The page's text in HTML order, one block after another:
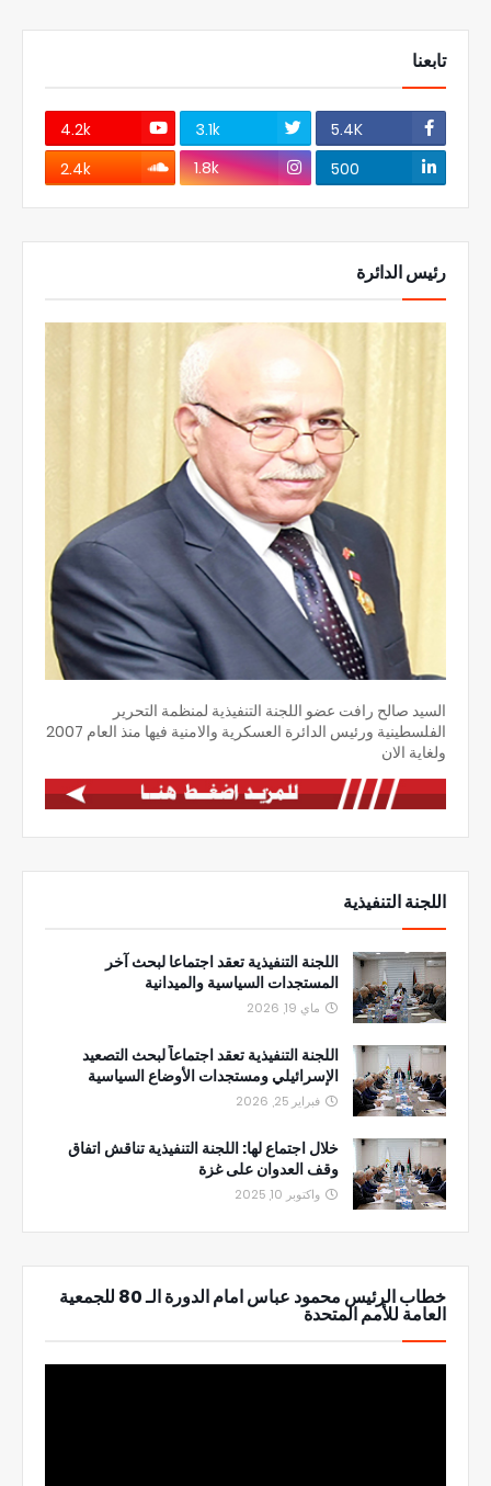
تابعنا
5.4K
3.1k
4.2k
500
1.8k
2.4k
رئيس الدائرة
السيد صالح رافت عضو اللجنة التنفيذية لمنظمة التحرير
الفلسطينية ورئيس الدائرة العسكرية والامنية فيها منذ العام 2007
ولغاية الان
اللجنة التنفيذية
اللجنة التنفيذية تعقد اجتماعا لبحث آخر
المستجدات السياسية والميدانية
ماي 19, 2026
اللجنة التنفيذية تعقد اجتماعاً لبحث التصعيد
الإسرائيلي ومستجدات الأوضاع السياسية
فبراير 25, 2026
خلال اجتماع لها: اللجنة التنفيذية تناقش اتفاق
وقف العدوان على غزة
واكتوبر 10, 2025
خطاب الرئيس محمود عباس امام الدورة الـ 80 للجمعية
العامة للأمم المتحدة